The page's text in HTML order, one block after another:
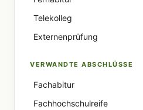
Telekolleg
Externenprüfung
VERWANDTE ABSCHLÜSSE
Fachabitur
Fachhochschulreife